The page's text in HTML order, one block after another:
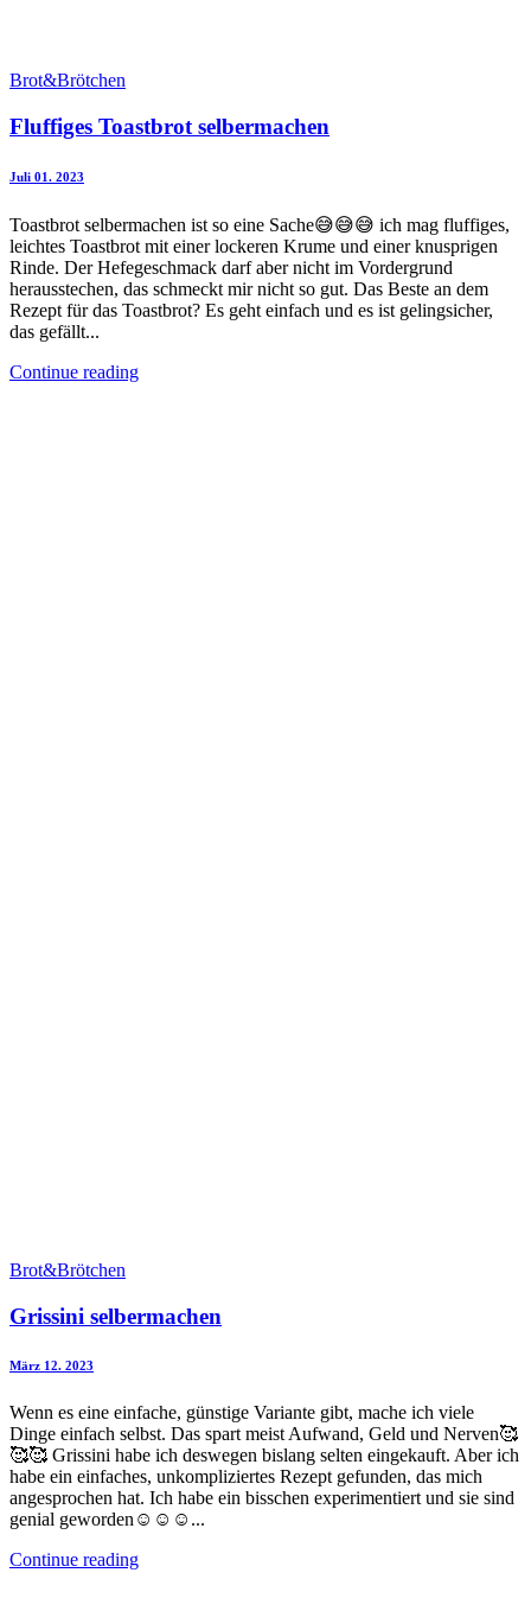
Brot&Brötchen
Fluffiges Toastbrot selbermachen
Juli 01. 2023
Toastbrot selbermachen ist so eine Sache😅😅😅 ich mag fluffiges,
leichtes Toastbrot mit einer lockeren Krume und einer knusprigen
Rinde. Der Hefegeschmack darf aber nicht im Vordergrund
herausstechen, das schmeckt mir nicht so gut. Das Beste an dem
Rezept für das Toastbrot? Es geht einfach und es ist gelingsicher,
das gefällt...
Continue reading
Brot&Brötchen
Grissini selbermachen
März 12. 2023
Wenn es eine einfache, günstige Variante gibt, mache ich viele
Dinge einfach selbst. Das spart meist Aufwand, Geld und Nerven🥰
🥰🥰 Grissini habe ich deswegen bislang selten eingekauft. Aber ich
habe ein einfaches, unkompliziertes Rezept gefunden, das mich
angesprochen hat. Ich habe ein bisschen experimentiert und sie sind
genial geworden☺️☺️☺️...
Continue reading